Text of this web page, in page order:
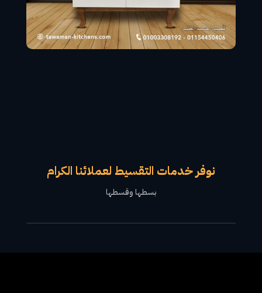
نوفر خدمات التقسيط لعملائنا الكرام
بسطها وقسطها